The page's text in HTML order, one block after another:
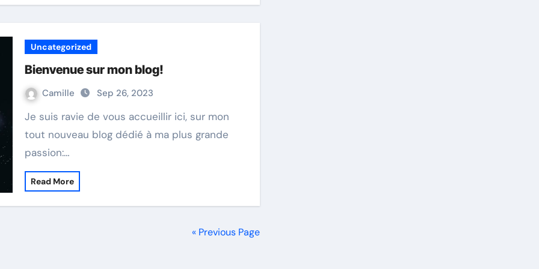
Uncategorized
Bienvenue sur mon blog!
Camille Sep 26, 2023
Je suis ravie de vous accueillir ici, sur mon
tout nouveau blog dédié à ma plus grande
passion:…
Read More
« Previous Page